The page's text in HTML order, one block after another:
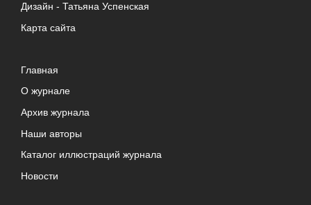
Дизайн - Татьяна Успенская
Карта сайта
Главная
О журнале
Архив журнала
Наши авторы
Каталог иллюстраций журнала
Новости